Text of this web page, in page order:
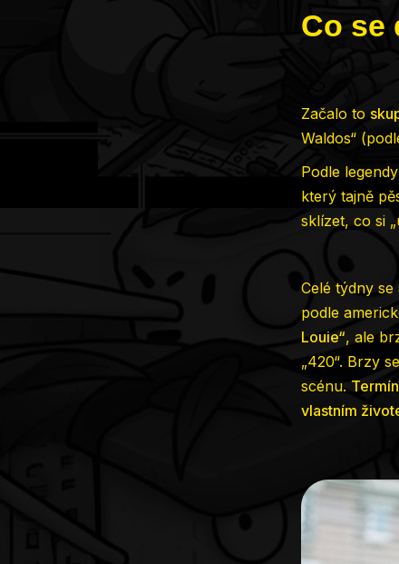
Co se
Začalo to
Waldos“
Podle
který tajně
sklízet, co si
Celé týdny
podle
Louie“, ale
„420“. Brzy
scénu.
vlastním